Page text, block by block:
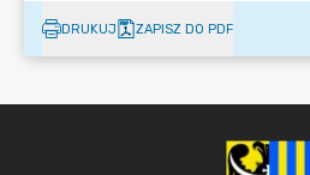
DRUKUJ ZAPISZ DO PDF